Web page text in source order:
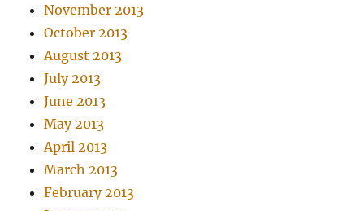
November 2013
October 2013
August 2013
July 2013
June 2013
May 2013
April 2013
March 2013
February 2013